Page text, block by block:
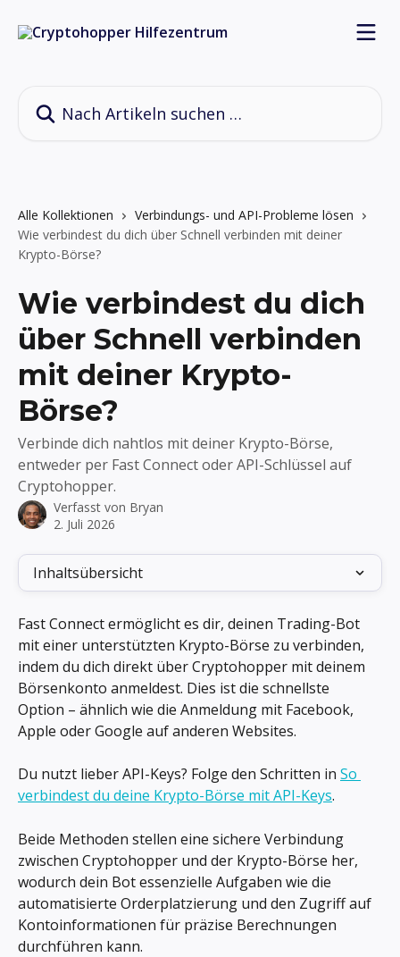
Alle Kollektionen
Verbindungs- und API-Probleme lösen
Wie verbindest du dich über Schnell verbinden mit deiner
Krypto-Börse?
Wie verbindest du dich
über Schnell verbinden
mit deiner Krypto-
Börse?
Verbinde dich nahtlos mit deiner Krypto-Börse,
entweder per Fast Connect oder API-Schlüssel auf
Cryptohopper.
Verfasst von Bryan
2. Juli 2026
Inhaltsübersicht
Fast Connect ermöglicht es dir, deinen Trading-Bot
mit einer unterstützten Krypto-Börse zu verbinden,
indem du dich direkt über Cryptohopper mit deinem
Börsenkonto anmeldest. Dies ist die schnellste
Option – ähnlich wie die Anmeldung mit Facebook,
Apple oder Google auf anderen Websites.
Du nutzt lieber API-Keys? Folge den Schritten in So
verbindest du deine Krypto-Börse mit API-Keys.
Beide Methoden stellen eine sichere Verbindung
zwischen Cryptohopper und der Krypto-Börse her,
wodurch dein Bot essenzielle Aufgaben wie die
automatisierte Orderplatzierung und den Zugriff auf
Kontoinformationen für präzise Berechnungen
durchführen kann.